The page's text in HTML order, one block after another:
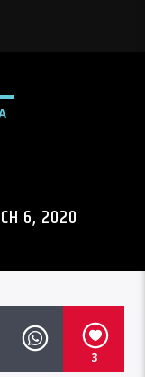
6, 2020
3